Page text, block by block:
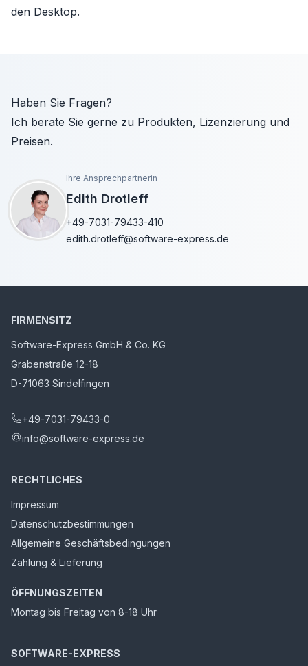
den Desktop.
Haben Sie Fragen?
Ich berate Sie gerne zu Produkten, Lizenzierung und
Preisen.
Ihre Ansprechpartnerin
Edith Drotleff
+49-7031-79433-410
edith.drotleff@software-express.de
FIRMENSITZ
Software-Express GmbH & Co. KG
Grabenstraße 12-18
D-71063 Sindelfingen
+49-7031-79433-0
info@software-express.de
RECHTLICHES
Impressum
Datenschutzbestimmungen
Allgemeine Geschäftsbedingungen
Zahlung & Lieferung
ÖFFNUNGSZEITEN
Montag bis Freitag von 8-18 Uhr
SOFTWARE-EXPRESS